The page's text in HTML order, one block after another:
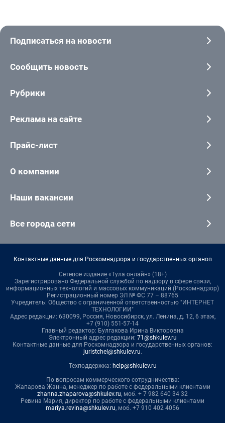
Подписаться на новости
Сообщить новость
Рубрики
Реклама на сайте
Прайс-лист
О компании
Наши вакансии
Все города сети
Контактные данные для Роскомнадзора и государственных органов
Сетевое издание «Тула онлайн» (18+)
Зарегистрировано Федеральной службой по надзору в сфере связи,
информационных технологий и массовых коммуникаций (Роскомнадзор)
Регистрационный номер ЭЛ № ФС 77 – 88765
Учредитель: Общество с ограниченной ответственностью "ИНТЕРНЕТ
ТЕХНОЛОГИИ"
Адрес редакции: 630099, Россия, Новосибирск, ул. Ленина, д. 12, 6 этаж,
+7 (910) 551-57-14
Главный редактор: Булгакова Ирина Викторовна
Электронный адрес редакции: 71@shkulev.ru
Контактные данные для Роскомнадзора и государственных органов:
juristchel@shkulev.ru.
Техподдержка: help@shkulev.ru
По вопросам коммерческого сотрудничества:
Жапарова Жанна, менеджер по работе с федеральными клиентами
zhanna.zhaparova@shkulev.ru, моб. + 7 982 640 34 32
Ревина Мария, директор по работе с федеральными клиентами
mariya.revina@shkulev.ru, моб. +7 910 402 4056